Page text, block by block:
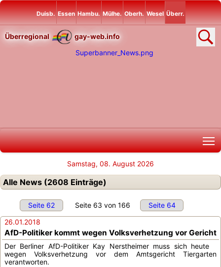
Duisb. Essen Hambu. Mülhe. Oberh. Wesel Überr.
Überregional gay-web.info
Samstag, 08. August 2026
Alle News (2608 Einträge)
Seite 62 Seite 63 von 166
Seite 64
26.01.2018
AfD-Politiker kommt wegen Volksverhetzung vor Gericht
Der Berliner AfD-Politiker Kay Nerstheimer muss sich heute
wegen Volksverhetzung vor dem Amtsgericht Tiergarten
verantworten.